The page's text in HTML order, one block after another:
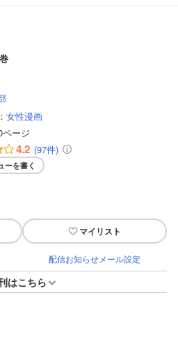
女性漫画
ページ
4.2 (97件)
ーを書く
マイリスト
配信お知らせメール設定
はこちら